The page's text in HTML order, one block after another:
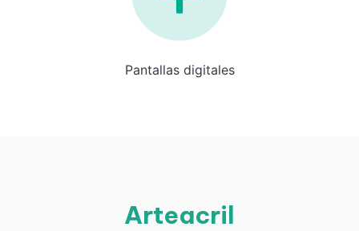
Pantallas digitales
Arteacril